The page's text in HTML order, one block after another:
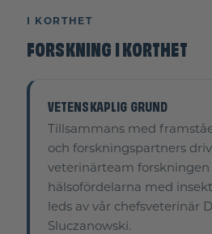
I KORTHET
FORSKNING I KORTHET
VETENSKAPLIG GRUND
Tillsammans med
och forskningspartners
veterinärteam
hälsofördelarna med
leds av vår chefsveterinär
Sluczanowski.